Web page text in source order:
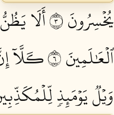
يُخۡسِرُونَ ٣
أَلَا
ٱلۡعَٰلَمِينَ ٦
كـَلَّآ
وَيۡلٞ يَوۡمَئِذٖ لِّلۡمُكَذِّبِينَ